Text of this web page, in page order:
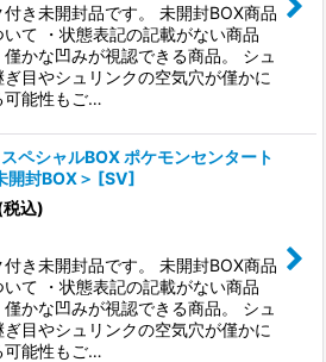
付き未開封品です。 未開封BOX商品
て ・状態表記の記載がない商品
かな凹みが視認できる商品。 シュ
ぎ目やシュリンクの空気穴が僅かに
可能性もご…
スペシャルBOX ポケモンセンタート
開封BOX＞ [SV]
税込)
付き未開封品です。 未開封BOX商品
て ・状態表記の記載がない商品
かな凹みが視認できる商品。 シュ
ぎ目やシュリンクの空気穴が僅かに
可能性もご…